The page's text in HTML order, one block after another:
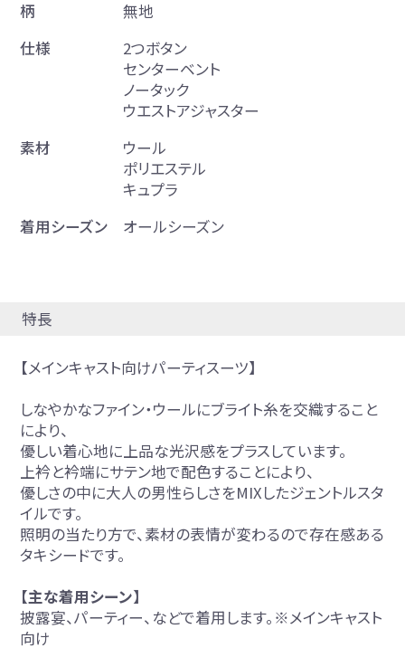
柄
無地
仕様
2つボタン
センターベント
ノータック
ウエストアジャスター
素材
ウール
ポリエステル
キュプラ
着用シーズン
オールシーズン
特長
【メインキャスト向けパーティスーツ】
しなやかなファイン・ウールにブライト糸を交織すること
により、
優しい着心地に上品な光沢感をプラスしています。
上衿と衿端にサテン地で配色することにより、
優しさの中に大人の男性らしさをMIXしたジェントルスタ
イルです。
照明の当たり方で、素材の表情が変わるので存在感ある
タキシードです。
【主な着用シーン】
披露宴、パーティー、などで着用します。※メインキャスト
向け